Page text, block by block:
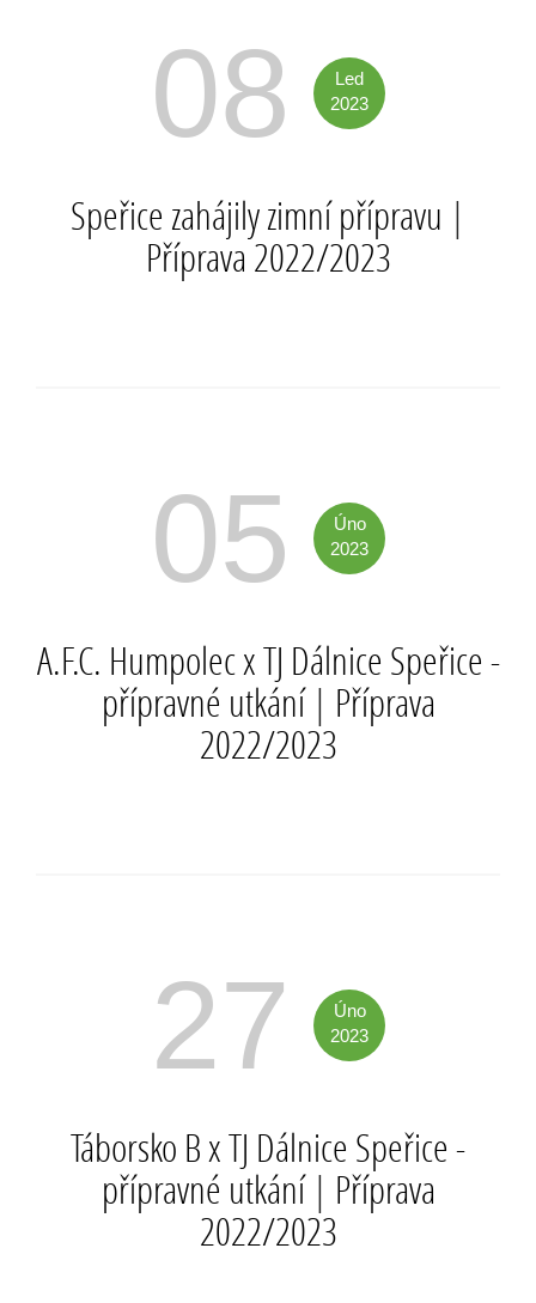
08
Led
2023
Speřice zahájily zimní přípravu |
Příprava 2022/2023
05
Úno
2023
A.F.C. Humpolec x TJ Dálnice Speřice -
přípravné utkání | Příprava
2022/2023
27
Úno
2023
Táborsko B x TJ Dálnice Speřice -
přípravné utkání | Příprava
2022/2023